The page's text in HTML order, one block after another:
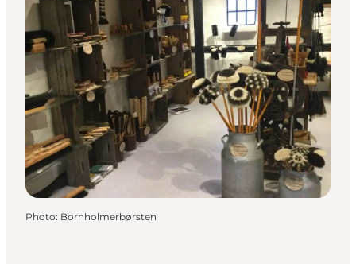
Inspirations
Destinations
Quoi faire
Hébergements
Planifiez votre voyage
Photo: Bornholmerbørsten